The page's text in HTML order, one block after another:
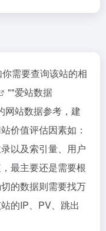
需要查询该站的相
""爱站数据
网站数据参考，建
价值评估因素如：
以及索引量、用户
最主要还是需要根
的数据则需要找万
的IP、PV、跳出